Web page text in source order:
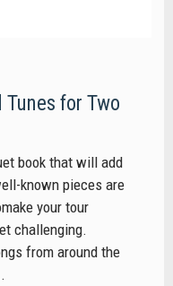
Tunes for Two
book that will add
known pieces are
your tour
challenging.
from around the